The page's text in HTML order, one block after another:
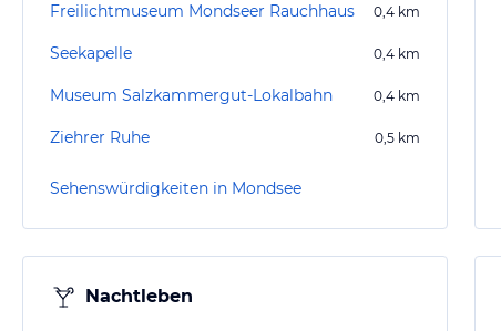
Freilichtmuseum Mondseer Rauchhaus 0,4 km
Seekapelle 0,4 km
Museum Salzkammergut-Lokalbahn 0,4 km
Ziehrer Ruhe 0,5 km
Sehenswürdigkeiten in Mondsee
Nachtleben